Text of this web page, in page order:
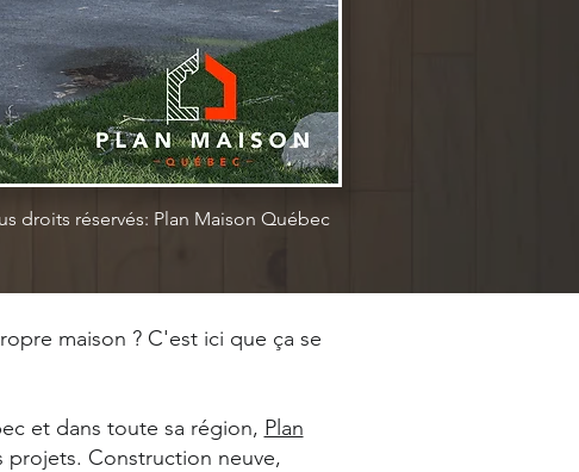
droits réservés: Plan Maison Québec
maison ? C'est ici que ça se
et dans toute sa région, Plan
Construction neuve,